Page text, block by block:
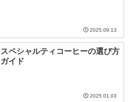
2025.09.13
スペシャルティコーヒーの選び方
ガイド
2025.01.03